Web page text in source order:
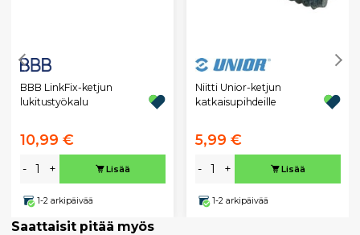
BBB LinkFix-ketjun
lukitustyökalu
10,99 €
- + Lisää
1-2 arkipäivää
Niitti Unior-ketjun
katkaisupihdeille
5,99 €
- + Lisää
1-2 arkipäivää
Saattaisit pitää myös